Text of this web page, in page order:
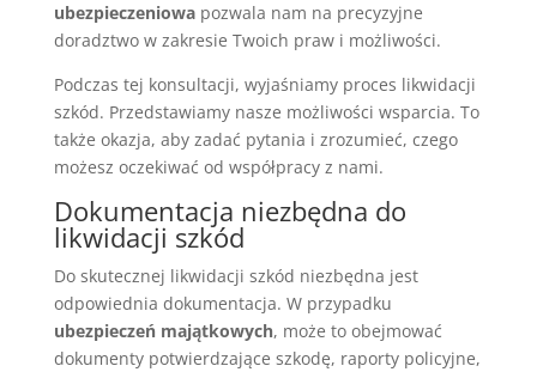
ubezpieczeniowapozwala nam na precyzyjne
doradztwo w zakresie Twoich praw i możliwości.
Podczas tej konsultacji, wyjaśniamy proces likwidacji
szkód. Przedstawiamy nasze możliwości wsparcia. To
także okazja, aby zadać pytania i zrozumieć, czego
możesz oczekiwać od współpracy z nami.
Dokumentacja niezbędna do
likwidacji szkód
Do skutecznej likwidacji szkód niezbędna jest
odpowiednia dokumentacja. W przypadku
ubezpieczeń majątkowych, może to obejmować
dokumenty potwierdzające szkodę, raporty policyjne,